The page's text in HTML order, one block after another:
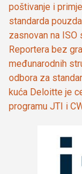
poštivanje i
standarda
zasnovan na ISO
Reportera bez
međunarodnih
odbora za
kuća Deloitte je
programu JTI i